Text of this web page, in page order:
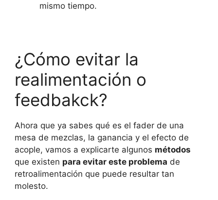
mismo tiempo.
¿Cómo evitar la
realimentación o
feedbakck?
Ahora que ya sabes qué es el fader de una
mesa de mezclas, la ganancia y el efecto de
acople, vamos a explicarte algunos métodos
que existen para evitar este problema de
retroalimentación que puede resultar tan
molesto.